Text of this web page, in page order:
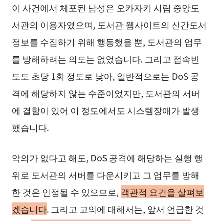
이 사건에서 체포된 남성은 오카자키 시립 중앙도
서관의 이용자였으며, 도서관 웹사이트의 신간도서
정보를 수집하기 위해 행동했을 뿐, 도서관의 업무
를 방해하려는 의도는 없었습니다. 그리고 접속빈
도도 초당 1회 정도로 낮아, 일반적으로는 DoS 공
격에 해당하지 않는 수준이었지만, 도서관의 서버
에 결함이 있어 이 정도에서도 시스템장애가 발생
했습니다.
악의가 없다고 해도, DoS 공격에 해당하는 실행 행
위로 도서관의 서버를 다운시키고 그 업무를 방해
한 것은 인정될 수 있으므로, 객관적 요건을 살펴보
겠습니다. 그리고 고의에 대해서는, 앞서 언급한 것